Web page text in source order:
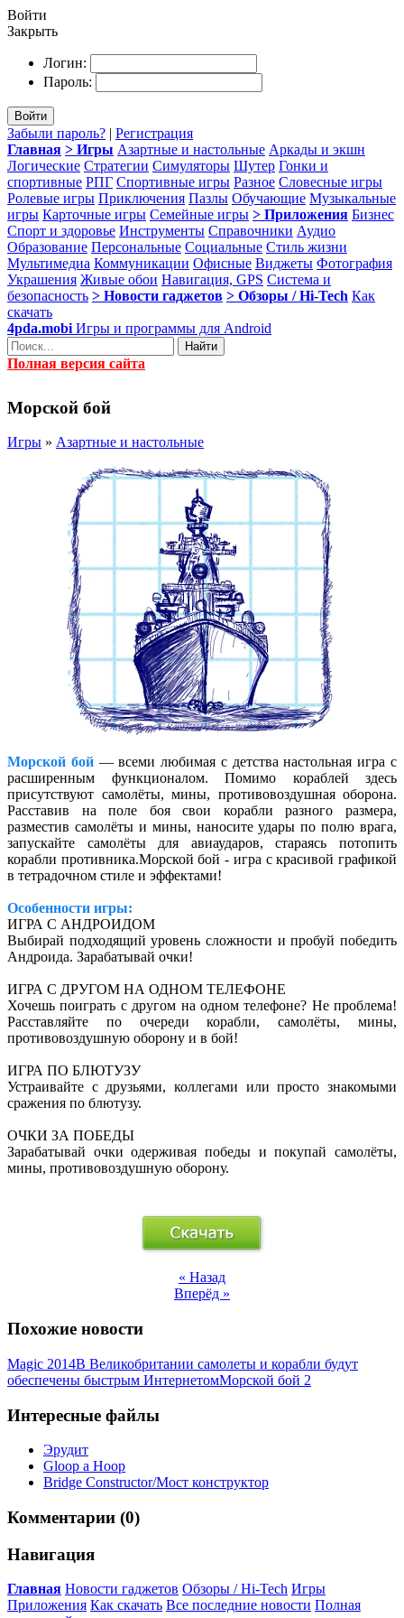
Войти
Закрыть
Логин:
Пароль:
Войти
Забыли пароль? | Регистрация
Главная > Игры Азартные и настольные Аркады и экшн
Логические Стратегии Симуляторы Шутер Гонки и
спортивные РПГ Спортивные игры Разное Словесные игры
Ролевые игры Приключения Пазлы Обучающие Музыкальные
игры Карточные игры Семейные игры > Приложения Бизнес
Спорт и здоровье Инструменты Справочники Аудио
Образование Персональные Социальные Стиль жизни
Мультимедиа Коммуникации Офисные Виджеты Фотография
Украшения Живые обои Навигация, GPS Система и
безопасность > Новости гаджетов > Обзоры / Hi-Tech Как
скачать
4pda.mobi Игры и программы для Android
Найти
Полная версия сайта
Морской бой
Игры » Азартные и настольные
Морской бой— всеми любимая с детства настольная игра с
расширенным функционалом. Помимо кораблей здесь
присутствуют самолёты, мины, противовоздушная оборона.
Расставив на поле боя свои корабли разного размера,
разместив самолёты и мины, наносите удары по полю врага,
запускайте самолёты для авиаударов, стараясь потопить
корабли противника.Морской бой - игра с красивой графикой
в тетрадочном стиле и эффектами!
Особенности игры:
ИГРА С АНДРОИДОМ
Выбирай подходящий уровень сложности и пробуй победить
Андроида. Зарабатывай очки!
ИГРА С ДРУГОМ НА ОДНОМ ТЕЛЕФОНЕ
Хочешь поиграть с другом на одном телефоне? Не проблема!
Расставляйте по очереди корабли, самолёты, мины,
противовоздушную оборону и в бой!
ИГРА ПО БЛЮТУЗУ
Устраивайте с друзьями, коллегами или просто знакомыми
сражения по блютузу.
ОЧКИ ЗА ПОБЕДЫ
Зарабатывай очки одерживая победы и покупай самолёты,
мины, противовоздушную оборону.
« Назад
Вперёд »
Похожие новости
Magic 2014В Великобритании самолеты и корабли будут
обеспечены быстрым ИнтернетомМорской бой 2
Интересные файлы
Эрудит
Gloop a Hoop
Bridge Constructor/Мост конструктор
Комментарии (0)
Навигация
Главная Новости гаджетов Обзоры / Hi-Tech Игры
Приложения Как скачать Все последние новости Полная